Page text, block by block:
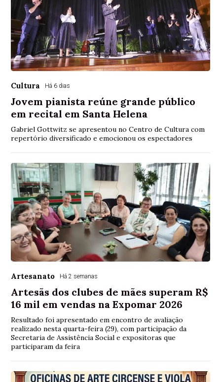
Cultura Há 6 dias
Jovem pianista reúne grande público
em recital em Santa Helena
Gabriel Gottwitz se apresentou no Centro de Cultura com
repertório diversificado e emocionou os espectadores
Artesanato Há 2 semanas
Artesãs dos clubes de mães superam R$
16 mil em vendas na Expomar 2026
Resultado foi apresentado em encontro de avaliação
realizado nesta quarta-feira (29), com participação da
Secretaria de Assistência Social e expositoras que
participaram da feira